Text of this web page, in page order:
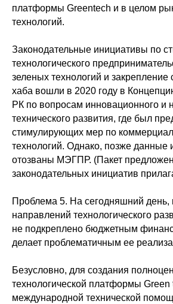
платформы Greentech и в целом
технологий.
Законодательные инициативы по
технологического
зеленых технологий и закрепление
хаба вошли в 2020 году в
РК по вопросам инновационного и
технического развития, где был
стимулирующих мер по
технологий. Однако, позже данные
отозваны МЭГПР. (Пакет
законодательных инициатив
Проблема 5. На сегодняшний день,
направлений технологического
не подкреплено бюджетным
делает проблематичным ее
Безусловно, для создания
технологической платформы Green
международной технической